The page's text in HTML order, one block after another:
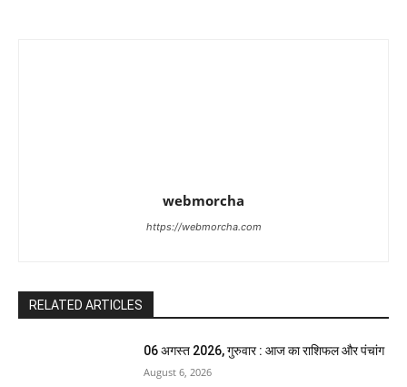
webmorcha
https://webmorcha.com
RELATED ARTICLES
06 अगस्त 2026, गुरुवार : आज का राशिफल और पंचांग
August 6, 2026